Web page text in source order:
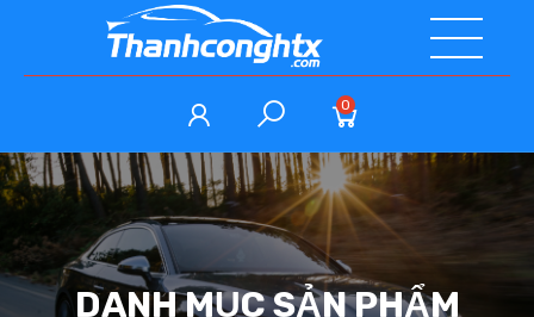
0
DANH MỤC SẢN PHẨM